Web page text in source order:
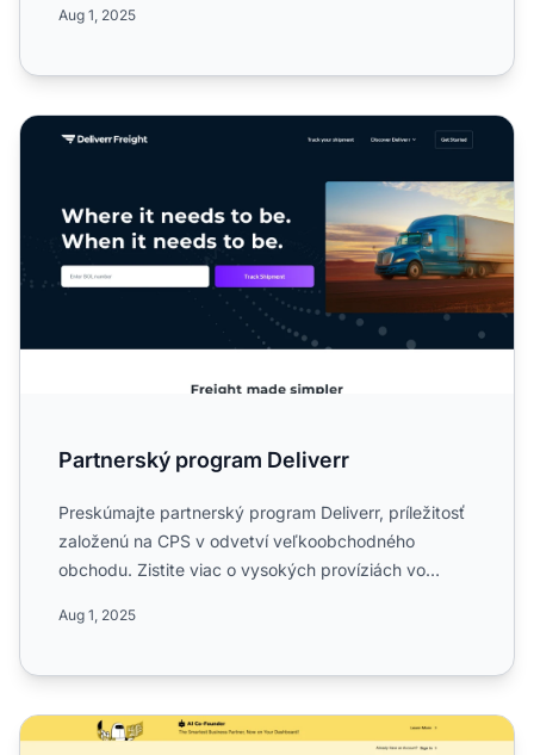
Aug 1, 2025
Partnerský program Deliverr
Partnerský program Deliverr
Preskúmajte partnerský program Deliverr, príležitosť
založenú na CPS v odvetví veľkoobchodného
obchodu. Zistite viac o vysokých províziách vo
Aug 1, 2025
Doola Affiliate Program